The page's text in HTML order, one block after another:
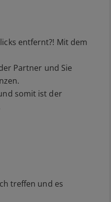
entfernt?! Mit dem
Partner und Sie
somit ist der
treffen und es